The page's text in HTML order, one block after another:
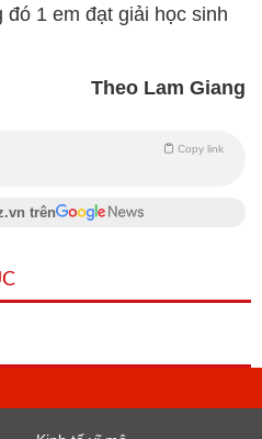
1 em đạt giải học sinh
Theo Lam Giang
Copy link
trên